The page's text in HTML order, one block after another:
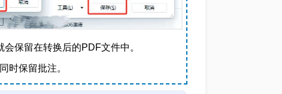
保留在转换后的PDF文件中。
时保留批注。